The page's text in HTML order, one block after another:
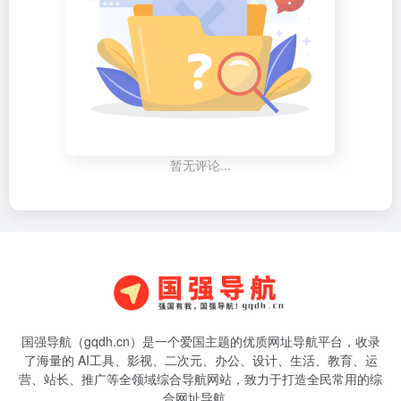
暂无评论...
国强导航（gqdh.cn）是一个爱国主题的优质网址导航平台，收录
了海量的 AI工具、影视、二次元、办公、设计、生活、教育、运
营、站长、推广等全领域综合导航网站，致力于打造全民常用的综
合网址导航。